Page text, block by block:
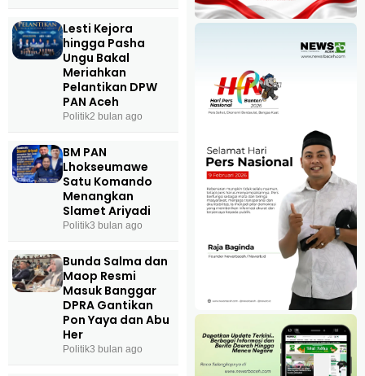
Lesti Kejora
hingga Pasha
Ungu Bakal
Meriahkan
Pelantikan DPW
PAN Aceh
Politik2 bulan ago
BM PAN
Lhokseumawe
Satu Komando
Menangkan
Slamet Ariyadi
Politik3 bulan ago
Bunda Salma dan
Maop Resmi
Masuk Banggar
DPRA Gantikan
Pon Yaya dan Abu
Her
Politik3 bulan ago